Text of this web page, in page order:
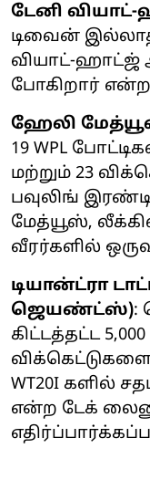
டேனி வியாட்-
டிவைன்
வியாட்-ஹாட்ஜ்
போகிறார் என்ற
ஹேலி
19 WPL
மற்றும் 23
பவுலிங்
மேத்யூஸ்,
வீரர்களில்
டியான்ட்ரா
ஜெயண்ட்ஸ்):
கிட்டத்தட்ட
விக்கெட்டுகளை
WT20I களில்
என்ற டேக்